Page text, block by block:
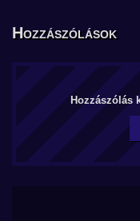
Hozzászólások
Hozzászólás